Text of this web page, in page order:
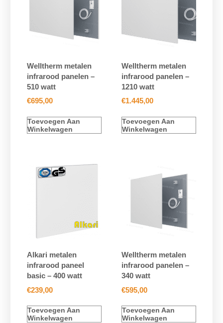
Welltherm metalen
infrarood panelen –
510 watt
€695,00
Toevoegen Aan
Winkelwagen
Welltherm metalen
infrarood panelen –
1210 watt
€1.445,00
Toevoegen Aan
Winkelwagen
Alkari metalen
infrarood paneel
basic – 400 watt
€239,00
Toevoegen Aan
Winkelwagen
Welltherm metalen
infrarood panelen –
340 watt
€595,00
Toevoegen Aan
Winkelwagen